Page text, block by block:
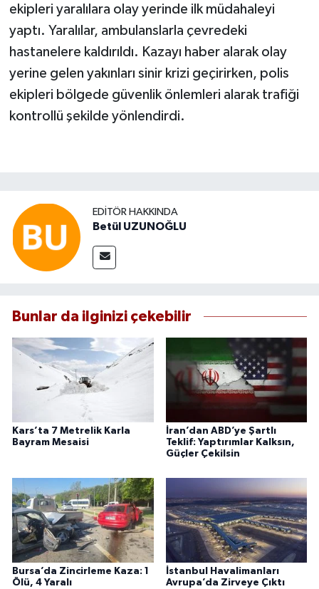
ekipleri yaralılara olay yerinde ilk müdahaleyi
yaptı. Yaralılar, ambulanslarla çevredeki
hastanelere kaldırıldı. Kazayı haber alarak olay
yerine gelen yakınları sinir krizi geçirirken, polis
ekipleri bölgede güvenlik önlemleri alarak trafiği
kontrollü şekilde yönlendirdi.
EDITÖR HAKKINDA
Betül UZUNOĞLU
Bunlar da ilginizi çekebilir
Kars’ta 7 Metrelik Karla
Bayram Mesaisi
İran’dan ABD’ye Şartlı
Teklif: Yaptırımlar Kalksın,
Güçler Çekilsin
Bursa’da Zincirleme Kaza: 1
Ölü, 4 Yaralı
İstanbul Havalimanları
Avrupa’da Zirveye Çıktı